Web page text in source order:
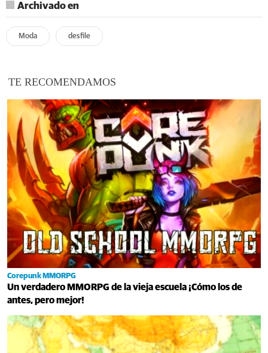
Archivado en
Moda desfile
TE RECOMENDAMOS
Corepunk MMORPG
Un verdadero MMORPG de la vieja escuela ¡Cómo los de
antes, pero mejor!